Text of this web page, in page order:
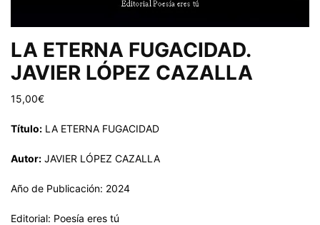
LA ETERNA FUGACIDAD.
JAVIER LÓPEZ CAZALLA
15,00€
Título: LA ETERNA FUGACIDAD
Autor: JAVIER LÓPEZ CAZALLA
Año de Publicación: 2024
Editorial: Poesía eres tú